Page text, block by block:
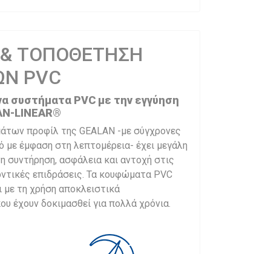
ΤΟΠΟΘΕΤΗΣΗ
PVC
συστήματα PVC με την εγγύηση
LINEAR®
προφίλ της GEALAN -με σύγχρονες
με έμφαση στη λεπτομέρεια- έχει μεγάλη
συντήρηση, ασφάλεια και αντοχή στις
επιδράσεις. Τα κουφώματα PVC
με τη χρήση αποκλειστικά
έχουν δοκιμασθεί για πολλά χρόνια.